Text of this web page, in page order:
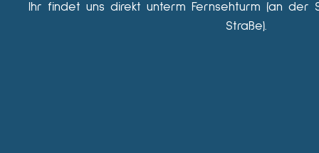
Ihr findet uns direkt unterm Fernsehturm (an der
Straße).